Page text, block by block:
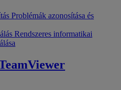
Problémák azonosítása és
Rendszeres informatikai